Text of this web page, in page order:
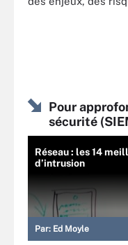
Pour
sécurité
Réseau : les 14
d’intrusion
Par: Ed Moyle